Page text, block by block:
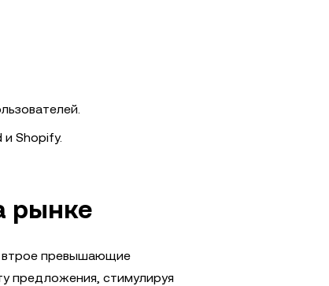
и Shopify.
рынке
втрое превышающие
предложения, стимулируя